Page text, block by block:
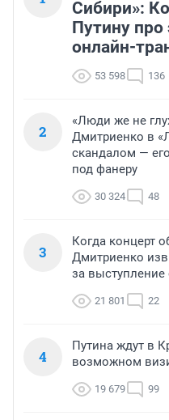
Сибири»:
Путину
онлайн-
53 598 136
2
«Люди же не
Дмитриенко в
скандалом —
под фанеру
30 324 48
3
Когда концерт
Дмитриенко
за выступление
21 801 22
4
Путина ждут в
возможном
19 679 99